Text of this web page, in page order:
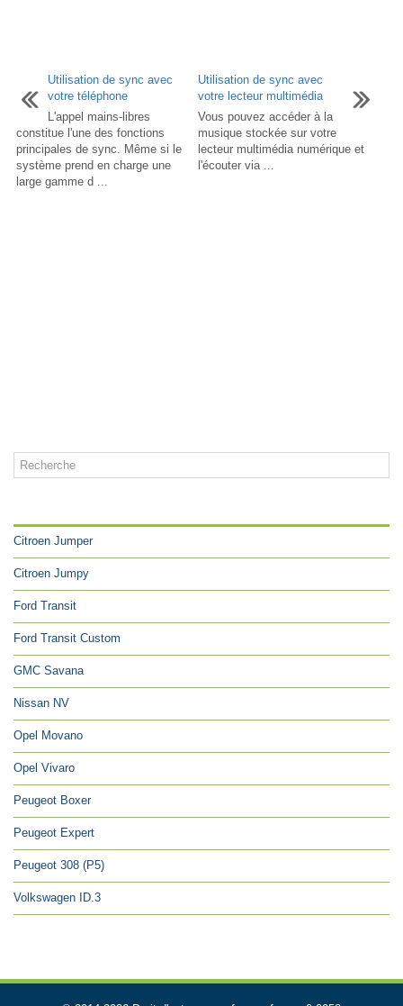
Utilisation de sync avec
votre téléphone
L'appel mains-libres
constitue l'une des fonctions
principales de sync. Même si le
système prend en charge une
large gamme d ...
Utilisation de sync avec
votre lecteur multimédia
Vous pouvez accéder à la
musique stockée sur votre
lecteur multimédia numérique et
l'écouter via ...
Citroen Jumper
Citroen Jumpy
Ford Transit
Ford Transit Custom
GMC Savana
Nissan NV
Opel Movano
Opel Vivaro
Peugeot Boxer
Peugeot Expert
Peugeot 308 (P5)
Volkswagen ID.3